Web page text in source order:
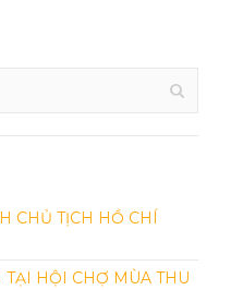
CHỦ TỊCH HỒ CHÍ
TẠI HỘI CHỢ MÙA THU